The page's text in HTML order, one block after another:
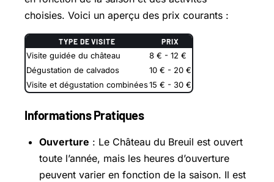
choisies. Voici un aperçu des prix courants :
TYPE DE VISITE PRIX
Visite guidée du château
8 € - 12 €
Dégustation de calvados
10 € - 20 €
Visite et dégustation combinées15 € - 30 €
Informations Pratiques
Ouverture : Le Château du Breuil est ouvert
toute l’année, mais les heures d’ouverture
peuvent varier en fonction de la saison. Il est